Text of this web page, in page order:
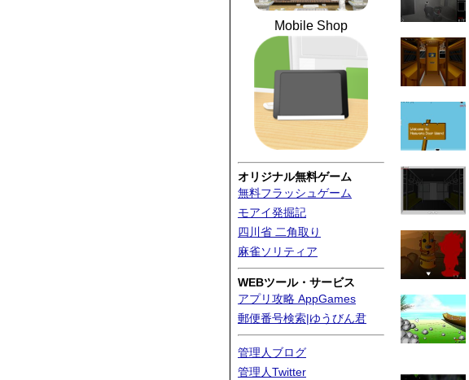
Mobile Shop
オリジナル無料ゲーム
無料フラッシュゲーム
モアイ発掘記
四川省 二角取り
麻雀ソリティア
WEBツール・サービス
アプリ攻略 AppGames
郵便番号検索|ゆうびん君
管理人ブログ
管理人Twitter